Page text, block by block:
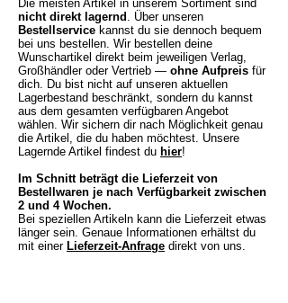
Die meisten Artikel in unserem Sortiment sind
nicht direkt lagernd
. Über unseren
Bestellservice kannst du sie dennoch bequem
bei uns bestellen. Wir bestellen deine
Wunschartikel direkt beim jeweiligen Verlag,
Großhändler oder Vertrieb — ohne Aufpreis für
dich. Du bist nicht auf unseren aktuellen
Lagerbestand beschränkt, sondern du kannst
aus dem gesamten verfügbaren Angebot
wählen. Wir sichern dir nach Möglichkeit genau
die Artikel, die du haben möchtest. Unsere
Lagernde Artikel findest du hier!​
Im Schnitt beträgt die Lieferzeit von
Bestellwaren je nach Verfügbarkeit zwischen
2 und 4 Wochen.
Bei speziellen Artikeln kann die Lieferzeit etwas
länger sein. Genaue Informationen erhältst du
mit einer Lieferzeit-Anfrage direkt von uns.